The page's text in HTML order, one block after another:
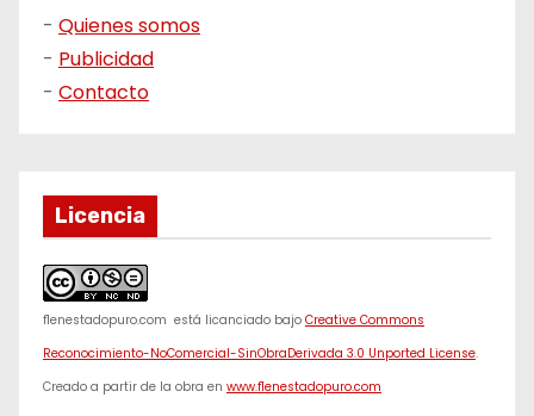
- Quienes somos
- Publicidad
- Contacto
Licencia
f1enestadopuro.com está licanciado bajo Creative Commons
Reconocimiento-NoComercial-SinObraDerivada 3.0 Unported License.
Creado a partir de la obra en www.f1enestadopuro.com